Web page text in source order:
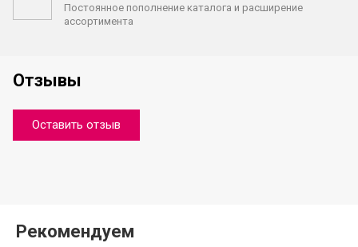
Постоянное пополнение каталога и расширение
ассортимента
Отзывы
Оставить отзыв
Рекомендуем